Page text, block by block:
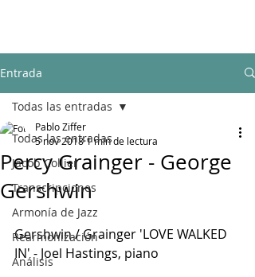
Entrada
Todas las entradas
Jacob Collier
Transcripciones
Armonía de Jazz
Rearmonización
Análisis
Todas las entradas
Percy Grainger - George
Gershwin
Pablo Ziffer
5 nov 20181 min de lectura
Gershwin / Grainger 'LOVE WALKED
IN' - Joel Hastings, piano